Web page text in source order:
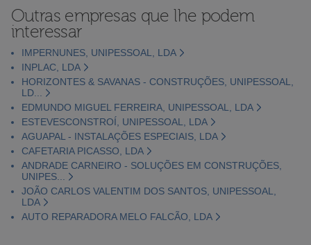
Outras empresas que lhe podem
interessar
IMPERNUNES, UNIPESSOAL, LDA
INPLAC, LDA
HORIZONTES & SAVANAS - CONSTRUÇÕES, UNIPESSOAL,
LD...
EDMUNDO MIGUEL FERREIRA, UNIPESSOAL, LDA
ESTEVESCONSTROÍ, UNIPESSOAL, LDA
AGUAPAL - INSTALAÇÕES ESPECIAIS, LDA
CAFETARIA PICASSO, LDA
ANDRADE CARNEIRO - SOLUÇÕES EM CONSTRUÇÕES,
UNIPES...
JOÃO CARLOS VALENTIM DOS SANTOS, UNIPESSOAL,
LDA
AUTO REPARADORA MELO FALCÃO, LDA